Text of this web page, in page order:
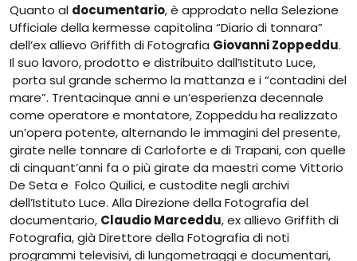
Quanto al documentario, è approdato nella Selezione
Ufficiale della kermesse capitolina “Diario di tonnara”
dell’ex allievo Griffith di Fotografia Giovanni Zoppeddu.
Il suo lavoro, prodotto e distribuito dall’Istituto Luce,
porta sul grande schermo la mattanza e i “contadini del
mare”. Trentacinque anni e un’esperienza decennale
come operatore e montatore, Zoppeddu ha realizzato
un’opera potente, alternando le immagini del presente,
girate nelle tonnare di Carloforte e di Trapani, con quelle
di cinquant’anni fa o più girate da maestri come Vittorio
De Seta e Folco Quilici, e custodite negli archivi
dell’Istituto Luce. Alla Direzione della Fotografia del
documentario, Claudio Marceddu, ex allievo Griffith di
Fotografia, già Direttore della Fotografia di noti
programmi televisivi, di lungometraggi e documentari,